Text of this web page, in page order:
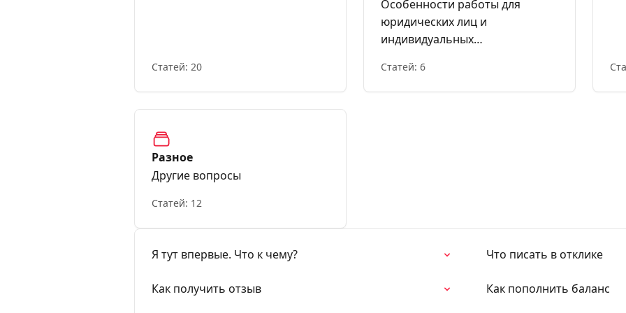
Статей: 20
Особенности работы для
юридических лиц и
индивидуальных
Статей: 6
Разное
Другие вопросы
Статей: 12
Я тут впервые. Что к чему? Что писать в отклике
Как получить отзыв Как пополнить баланс